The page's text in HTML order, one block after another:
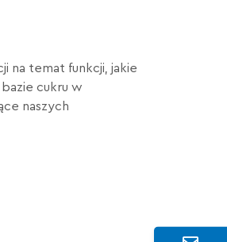
na temat funkcji, jakie
cukru w
naszych